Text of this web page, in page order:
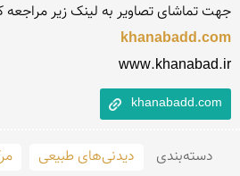
جهت تماشای تصاویر به لینک زیر مراجعه
khanabadd.com
www.khanabad.ir
khanabadd.com
دسته‌بندی دیدنی‌های طبیعی